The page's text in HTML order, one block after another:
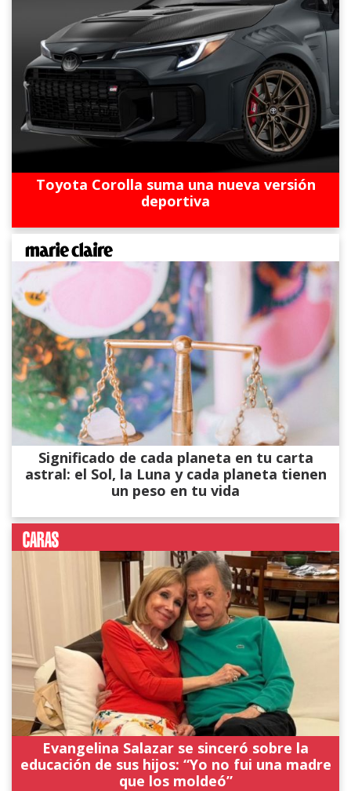
Toyota Corolla suma una nueva versión
deportiva
Significado de cada planeta en tu carta
astral: el Sol, la Luna y cada planeta tienen
un peso en tu vida
Evangelina Salazar se sinceró sobre la
educación de sus hijos: “Yo no fui una madre
que los moldeó”